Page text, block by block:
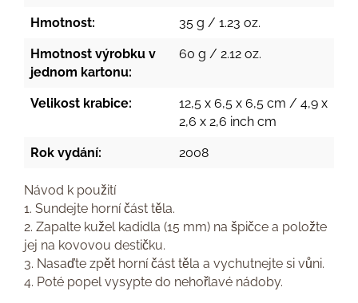
Hmotnost: 35 g / 1.23 oz.
Hmotnost výrobku v
jednom kartonu:
60 g / 2.12 oz.
Velikost krabice:
12,5 x 6,5 x 6,5 cm / 4,9 x
2,6 x 2,6 inch cm
Rok vydání: 2008
Návod k použití
1. Sundejte horní část těla.
2. Zapalte kužel kadidla (15 mm) na špičce a položte
jej na kovovou destičku.
3. Nasaďte zpět horní část těla a vychutnejte si vůni.
4. Poté popel vysypte do nehořlavé nádoby.